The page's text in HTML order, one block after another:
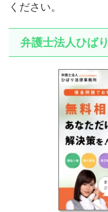
ください。
弁護士法人ひば